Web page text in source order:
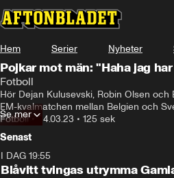
Hem Serier Nyheter
Pojkar mot män: "Haha jag
Fotboll
Hör Dejan Kulusevski, Robin Olsen
EM-kvalmatchen mellan Belgien och
Fotboll•24.03.23 • 125 sek
Se mer
Senast
I DAG 19:55
Blåvitt tvingas utrymma